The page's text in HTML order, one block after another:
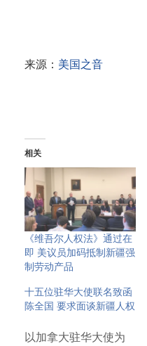
来源： 美国之音
相关
《维吾尔人权法》通过在
即 美议员加码抵制新疆强
制劳动产品
十五位驻华大使联名致函
陈全国 要求面谈新疆人权
以加拿大驻华大使为